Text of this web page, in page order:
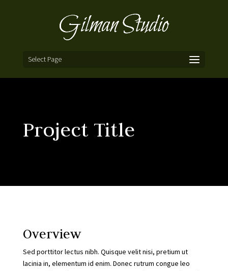
Select Page
Project Title
Overview
Sed porttitor lectus nibh. Quisque velit nisi, pretium ut
lacinia in, elementum id enim. Donec rutrum congue leo